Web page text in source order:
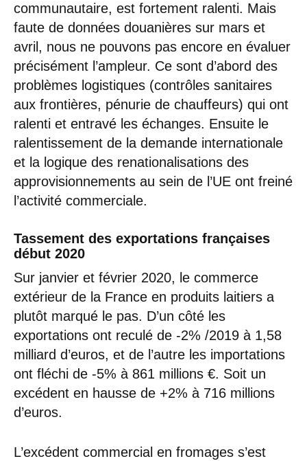
communautaire, est fortement ralenti. Mais
faute de données douanières sur mars et
avril, nous ne pouvons pas encore en évaluer
précisément l’ampleur. Ce sont d’abord des
problèmes logistiques (contrôles sanitaires
aux frontières, pénurie de chauffeurs) qui ont
ralenti et entravé les échanges. Ensuite le
ralentissement de la demande internationale
et la logique des renationalisations des
approvisionnements au sein de l’UE ont freiné
l’activité commerciale.
Tassement des exportations françaises
début 2020
Sur janvier et février 2020, le commerce
extérieur de la France en produits laitiers a
plutôt marqué le pas. D’un côté les
exportations ont reculé de -2% /2019 à 1,58
milliard d’euros, et de l’autre les importations
ont fléchi de -5% à 861 millions €. Soit un
excédent en hausse de +2% à 716 millions
d’euros.
L’excédent commercial en fromages s’est